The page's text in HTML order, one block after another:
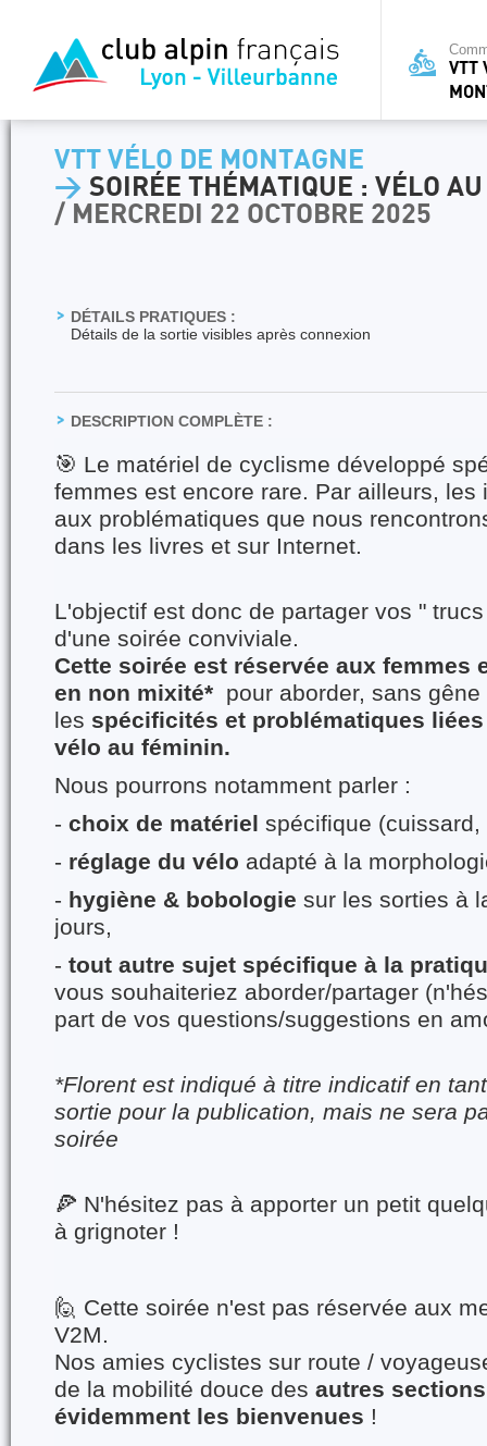
VTT
VTT VÉLO DE MONTAGNE
> SOIRÉE THÉMATIQUE : VÉLO
/ MERCREDI 22 OCTOBRE 2025
DÉTAILS PRATIQUES :
Détails de la sortie visibles après connexion
DESCRIPTION COMPLÈTE :
🎯 Le matériel de cyclisme développé
femmes est encore rare. Par ailleurs, les
aux problématiques que nous
dans les livres et sur Internet.
L'objectif est donc de partager vos "
d'une soirée conviviale.
Cette soirée est réservée aux femmes
en non mixité* pour aborder, sans
les spécificités et problématiques
vélo au féminin.
Nous pourrons notamment parler :
- choix de matériel spécifique
- réglage du vélo adapté à la
- hygiène & bobologie sur les sorties à
jours,
- tout autre sujet spécifique à la
vous souhaiteriez aborder/partager
part de vos questions/suggestions en
*Florent est indiqué à titre indicatif en
sortie pour la publication, mais ne sera
soirée
🍕 N'hésitez pas à apporter un petit
à grignoter !
🙋 Cette soirée n'est pas réservée aux
V2M.
Nos amies cyclistes sur route /
de la mobilité douce des autres
évidemment les bienvenues !